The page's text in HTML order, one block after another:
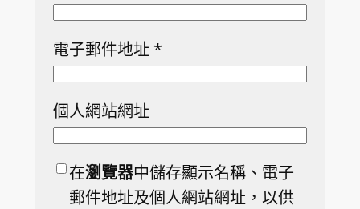
電子郵件地址 *
個人網站網址
在瀏覽器中儲存顯示名稱、電子
郵件地址及個人網站網址，以供